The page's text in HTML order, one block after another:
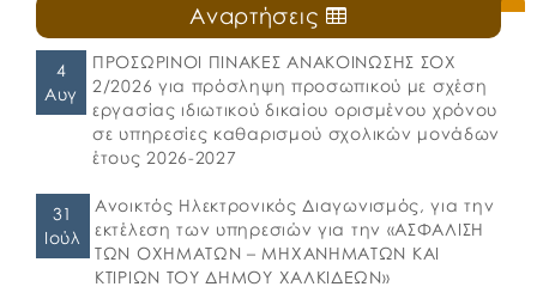
Αναρτήσεις
4
Αυγ
ΠΡΟΣΩΡΙΝΟΙ ΠΙΝΑΚΕΣ ΑΝΑΚΟΙΝΩΣΗΣ ΣΟΧ
2/2026 για πρόσληψη προσωπικού με σχέση
εργασίας ιδιωτικού δικαίου ορισμένου χρόνου
σε υπηρεσίες καθαρισμού σχολικών μονάδων
έτους 2026-2027
31
Ιούλ
Ανοικτός Ηλεκτρονικός Διαγωνισμός, για την
εκτέλεση των υπηρεσιών για την «ΑΣΦΑΛΙΣΗ
ΤΩΝ ΟΧΗΜΑΤΩΝ – ΜΗΧΑΝΗΜΑΤΩΝ ΚΑΙ
ΚΤΙΡΙΩΝ ΤΟΥ ΔΗΜΟΥ ΧΑΛΚΙΔΕΩΝ»